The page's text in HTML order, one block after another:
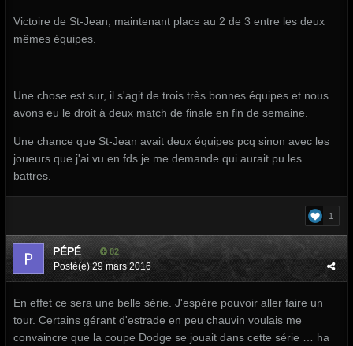
Victoire de St-Jean, maintenant place au 2 de 3 entre les deux
mêmes équipes.
Une chose est sur, il s'agit de trois très bonnes équipes et nous
avons eu le droit à deux match de finale en fin de semaine.
Une chance que St-Jean avait deux équipes pcq sinon avec les
joueurs que j'ai vu en fds je me demande qui aurait pu les
battres.
1
PÉPÉ 82
Posté(e) 29 mars 2016
En effet ce sera une belle série. J'espère pouvoir aller faire un
tour. Certains gérant d'estrade en peu chauvin voulais me
convaincre que la coupe Dodge se jouait dans cette série … ha